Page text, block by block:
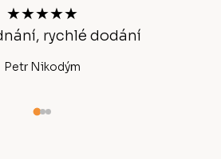
★★★★★
rychlé dodání
Petr Nikodým